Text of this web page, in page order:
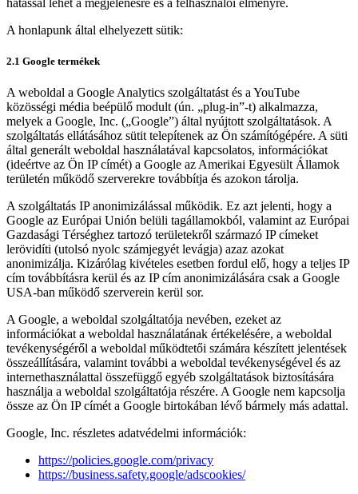
A honlapunk által elhelyezett sütik:
2.1 Google termékek
A weboldal a Google Analytics szolgáltatást és a YouTube
közösségi média beépülő modult (ún. „plug-in”-t) alkalmazza,
melyek a Google, Inc. („Google”) által nyújtott szolgáltatások. A
szolgáltatás ellátásához sütit telepítenek az Ön számítógépére. A süti
által generált weboldal használatával kapcsolatos, információkat
(ideértve az Ön IP címét) a Google az Amerikai Egyesült Államok
területén működő szerverekre továbbítja és azokon tárolja.
A szolgáltatás IP anonimizálással működik. Ez azt jelenti, hogy a
Google az Európai Unión belüli tagállamokból, valamint az Európai
Gazdasági Térséghez tartozó területekről származó IP címeket
lerövidíti (utolsó nyolc számjegyét levágja) azaz azokat
anonimizálja. Kizárólag kivételes esetben fordul elő, hogy a teljes IP
cím továbbításra kerül és az IP cím anonimizálására csak a Google
USA-ban működő szerverein kerül sor.
A Google, a weboldal szolgáltatója nevében, ezeket az
információkat a weboldal használatának értékelésére, a weboldal
tevékenységéről a weboldal működtetői számára készített jelentések
összeállítására, valamint további a weboldal tevékenységével és az
internethasználattal összefüggő egyéb szolgáltatások biztosítására
használja a weboldal szolgáltatója részére. A Google nem kapcsolja
össze az Ön IP címét a Google birtokában lévő bármely más adattal.
Google, Inc. részletes adatvédelmi információk:
https://policies.google.com/privacy
https://business.safety.google/adscookies/